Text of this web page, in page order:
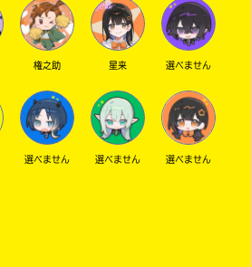
権之助 星来 選べません
選べません 選べません 選べません